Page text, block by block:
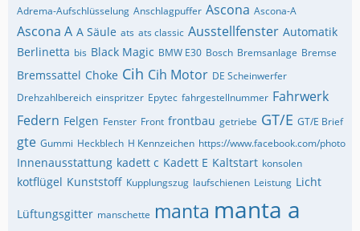
Adrema-Aufschlüsselung Anschlagpuffer Ascona Ascona-A
Ascona A A Säule ats ats classic Ausstellfenster Automatik
Berlinetta bis Black Magic BMW E30 Bosch Bremsanlage Bremse
Bremssattel Choke Cih Cih Motor DE Scheinwerfer
Drehzahlbereich einspritzer Epytec fahrgestellnummer Fahrwerk
Federn Felgen Fenster Front frontbau getriebe GT/E GT/E Brief
gte Gummi Heckblech H Kennzeichen https://www.facebook.com/photo
Innenausstattung kadett c Kadett E Kaltstart konsolen
kotflügel Kunststoff Kupplungszug laufschienen Leistung Licht
Lüftungsgitter manschette manta manta a